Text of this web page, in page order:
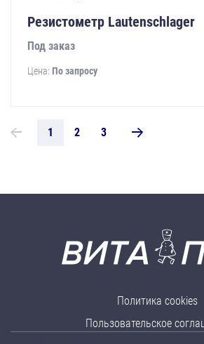
Резистометр Lautenschlager
Под заказ
Цена: По запросу
1 2 3
Политика cookies
Пользовательское